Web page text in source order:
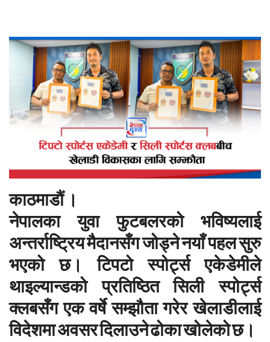
काठमाडौं ।
नेपालका
युवा फुटबलरको
भविष्यलाई
अन्तर्राष्ट्रियमैदानसँगजोड्नेनयाँपहलसुरु
भएको
छ। टिपटो स्पोर्ट्स
एकेडेमीले
थाइल्यान्डको
प्रतिष्ठित सिली
स्पोर्ट्स
क्लबसँग एक वर्षे सम्झौता गरेर खेलाडीलाई
विदेशमाअवसरदिलाउनेढोकाखोलेकोछ।